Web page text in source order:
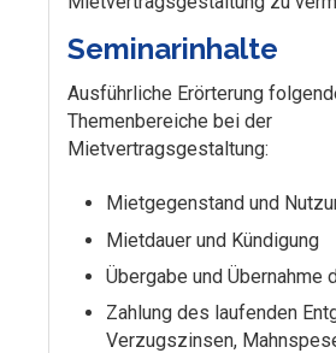
Seminarinhalte
Ausführliche Erörterung
Themenbereiche bei der
Mietvertragsgestaltung:
Mietgegenstand und
Mietdauer und Kündigung
Übergabe und Übernahme
Zahlung des laufenden
Verzugszinsen,